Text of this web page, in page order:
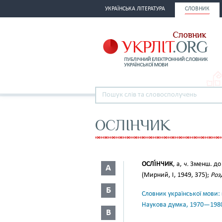
УКРАЇНСЬКА ЛІТЕРАТУРА СЛОВНИК
ОСЛІНЧИК
А
Б
В
ОСЛІ́НЧИК, а, ч. Зменш. до
(Мирний, І, 1949, 375);
Словник української
Наукова думка,